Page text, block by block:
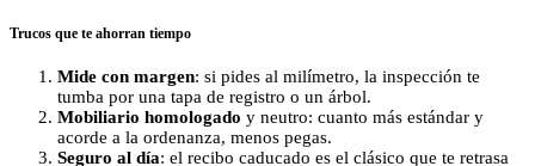
Trucos que te ahorran tiempo
Mide con margen: si pides al milímetro, la inspección te
tumba por una tapa de registro o un árbol.
Mobiliario homologado y neutro: cuanto más estándar y
acorde a la ordenanza, menos pegas.
Seguro al día: el recibo caducado es el clásico que te retrasa